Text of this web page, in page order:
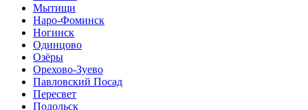
Мытищи
Наро-Фоминск
Ногинск
Одинцово
Озёры
Орехово-Зуево
Павловский Посад
Пересвет
Подольск